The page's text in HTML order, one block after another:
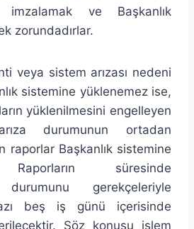
imzalamak ve Başkanlık
zorundadırlar.
veya sistem arızası nedeni
sistemine yüklenemez ise,
yüklenilmesini engelleyen
durumunun ortadan
raporlar Başkanlık sistemine
Raporların süresinde
durumunu gerekçeleriyle
beş iş günü içerisinde
Söz konusu işlem